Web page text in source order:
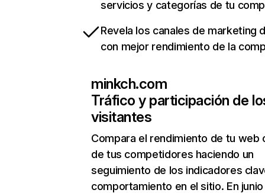
servicios y categorías de tu
Revela los canales de marketing
con mejor rendimiento de la
minkch.com
Tráfico y participación de
visitantes
Compara el rendimiento de tu web
de tus competidores haciendo un
seguimiento de los indicadores
comportamiento en el sitio. En junio